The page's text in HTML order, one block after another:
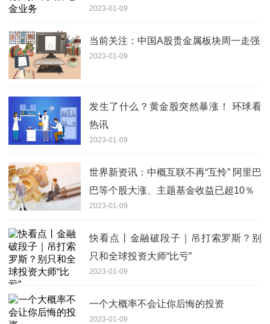
2023-01-09
当前关注：中国A股贵金属板块周一走强
2023-01-09
发生了什么？黄金股突然暴涨！ 环球看
热讯
2023-01-09
世界新资讯：中概互联不再“互怜” 阿里巴
巴等个股大涨、主题基金收益已超10％
2023-01-09
快看点丨金融破段子｜吊打索罗斯？别
只和全球投资大师“比亏”
2023-01-09
一个大概率不会让你后悔的投资
2023-01-09